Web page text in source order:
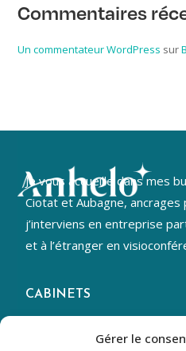
Gérer le
Commentaires
Un commentateur WordPress sur
Je vous accueille dans mes
Ciotat et Aubagne, ancrages
j’interviens en entreprise
et à l’étranger en
CABINETS
– Athélia 4